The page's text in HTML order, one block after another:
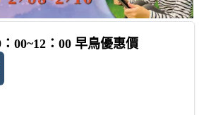
00~12：00 早鳥優惠價